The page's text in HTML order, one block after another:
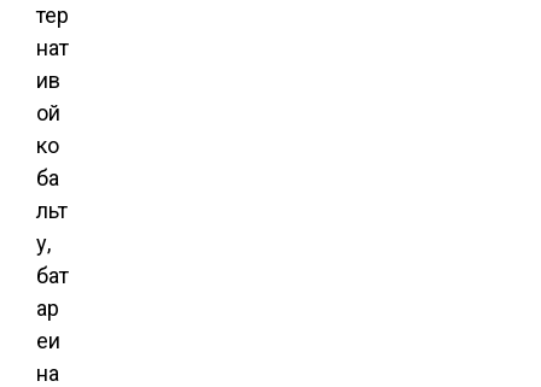
тер
нат
ив
ой
ко
ба
льт
у,
бат
ар
еи
на